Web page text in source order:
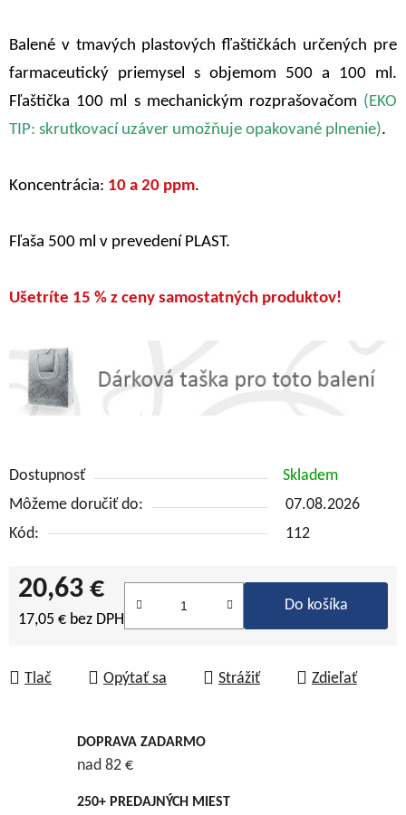
Balené v tmavých plastových fľaštičkách určených pre
farmaceutický priemysel s objemom 500 a 100 ml.
Fľaštička 100 ml s mechanickým rozprašovačom (EKO
TIP: skrutkovací uzáver umožňuje opakované plnenie).
Koncentrácia: 10 a 20 ppm.
Fľaša 500 ml v prevedení PLAST.
Ušetríte 15 % z ceny samostatných produktov!
Dostupnosť
Skladem
Môžeme doručiť do:
07.08.2026
Kód:
112
20,63 €
17,05 € bez DPH
Do košíka
Tlač Opýtať sa Strážiť Zdieľať
DOPRAVA ZADARMO
nad 82 €
250+ PREDAJNÝCH MIEST